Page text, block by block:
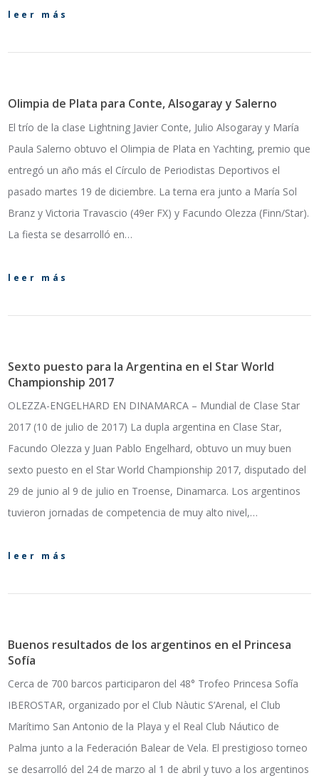
leer más
Olimpia de Plata para Conte, Alsogaray y Salerno
El trío de la clase Lightning Javier Conte, Julio Alsogaray y María
Paula Salerno obtuvo el Olimpia de Plata en Yachting, premio que
entregó un año más el Círculo de Periodistas Deportivos el
pasado martes 19 de diciembre. La terna era junto a María Sol
Branz y Victoria Travascio (49er FX) y Facundo Olezza (Finn/Star).
La fiesta se desarrolló en…
leer más
Sexto puesto para la Argentina en el Star World
Championship 2017
OLEZZA-ENGELHARD EN DINAMARCA – Mundial de Clase Star
2017 (10 de julio de 2017) La dupla argentina en Clase Star,
Facundo Olezza y Juan Pablo Engelhard, obtuvo un muy buen
sexto puesto en el Star World Championship 2017, disputado del
29 de junio al 9 de julio en Troense, Dinamarca. Los argentinos
tuvieron jornadas de competencia de muy alto nivel,…
leer más
Buenos resultados de los argentinos en el Princesa
Sofía
Cerca de 700 barcos participaron del 48° Trofeo Princesa Sofía
IBEROSTAR, organizado por el Club Nàutic S’Arenal, el Club
Marítimo San Antonio de la Playa y el Real Club Náutico de
Palma junto a la Federación Balear de Vela. El prestigioso torneo
se desarrolló del 24 de marzo al 1 de abril y tuvo a los argentinos